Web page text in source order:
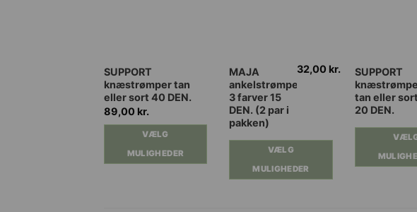
SUPPORT
knæstrømper tan
eller sort 40 DEN.
89,00 kr.
VÆLG
MULIGHEDER
Dette
vare
har
flere
varianter.
Mulighederne
MAJA
ankelstrømper
3 farver 15
DEN. (2 par i
pakken)
32,00 kr.
VÆLG
MULIGHEDER
Dette
vare
har
flere
Mulighederne
SUPPORT
tan eller sort
20 DEN.
Dette
vare
har
varianter.
kan